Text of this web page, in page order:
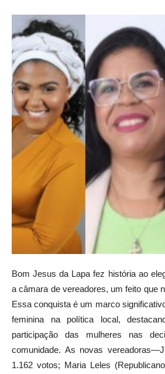
Bom Jesus da Lapa fez história ao
a câmara de vereadores, um feito que
Essa conquista é um marco
feminina na política local,
participação das mulheres nas
comunidade. As novas
1.162 votos; Maria Leles